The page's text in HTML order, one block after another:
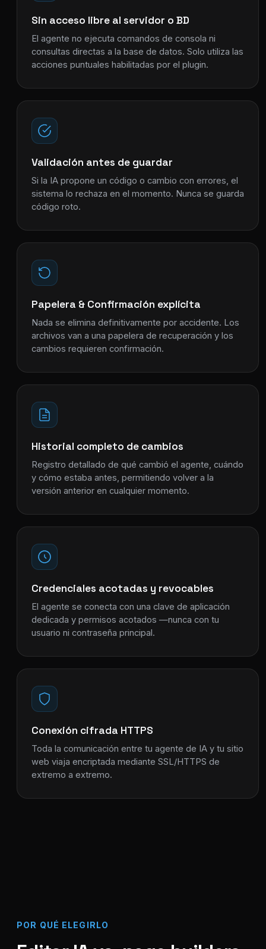
Sin acceso libre al servidor o BD
El agente no ejecuta comandos de consola ni
consultas directas a la base de datos. Solo utiliza las
acciones puntuales habilitadas por el plugin.
Validación antes de guardar
Si la IA propone un código o cambio con errores, el
sistema lo rechaza en el momento. Nunca se guarda
código roto.
Papelera & Confirmación explícita
Nada se elimina definitivamente por accidente. Los
archivos van a una papelera de recuperación y los
cambios requieren confirmación.
Historial completo de cambios
Registro detallado de qué cambió el agente, cuándo
y cómo estaba antes, permitiendo volver a la
versión anterior en cualquier momento.
Credenciales acotadas y revocables
El agente se conecta con una clave de aplicación
dedicada y permisos acotados —nunca con tu
usuario ni contraseña principal.
Conexión cifrada HTTPS
Toda la comunicación entre tu agente de IA y tu sitio
web viaja encriptada mediante SSL/HTTPS de
extremo a extremo.
POR QUÉ ELEGIRLO